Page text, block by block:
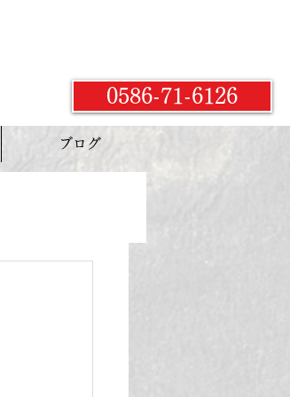
0586-71-6126
ブログ